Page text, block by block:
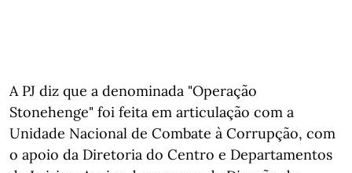
A PJ diz que a denominada "Operação
Stonehenge" foi feita em articulação com a
Unidade Nacional de Combate à Corrupção, com
o apoio da Diretoria do Centro e Departamentos